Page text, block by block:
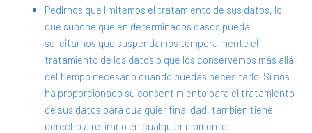
Pedirnos que limitemos el tratamiento de sus datos, lo
que supone que en determinados casos pueda
solicitarnos que suspendamos temporalmente el
tratamiento de los datos o que los conservemos más allá
del tiempo necesario cuando puedas necesitarlo. Si nos
ha proporcionado su consentimiento para el tratamiento
de sus datos para cualquier finalidad, también tiene
derecho a retirarlo en cualquier momento.